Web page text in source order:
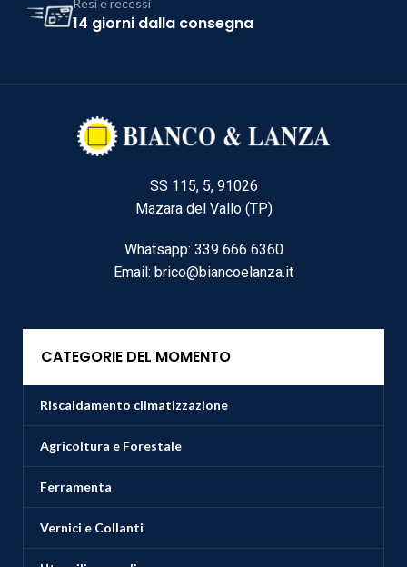
14 giorni dalla consegna
SS 115, 5, 91026
Mazara del Vallo (TP)
Whatsapp: 339 666 6360
Email: brico@biancoelanza.it
CATEGORIE DEL MOMENTO
Riscaldamento climatizzazione
Agricoltura e Forestale
Ferramenta
Vernici e Collanti